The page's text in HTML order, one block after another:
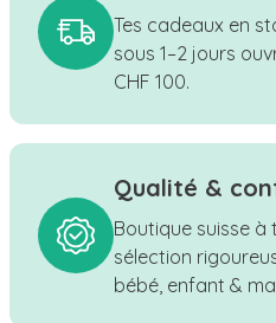
Tes cadeaux en
sous 1–2 jours
CHF 100.
Qualité &
Boutique suisse à
sélection
bébé, enfant &